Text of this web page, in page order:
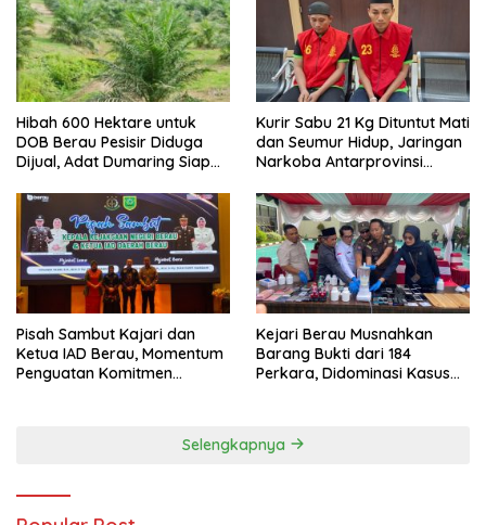
Hibah 600 Hektare untuk
DOB Berau Pesisir Diduga
Dijual, Adat Dumaring Siap
Kurir Sabu 21 Kg Dituntut Mati
dan Seumur Hidup, Jaringan
Narkoba Antarprovinsi
Pisah Sambut Kajari dan
Ketua IAD Berau, Momentum
Penguatan Komitmen
Kejari Berau Musnahkan
Barang Bukti dari 184
Perkara, Didominasi Kasus
Selengkapnya